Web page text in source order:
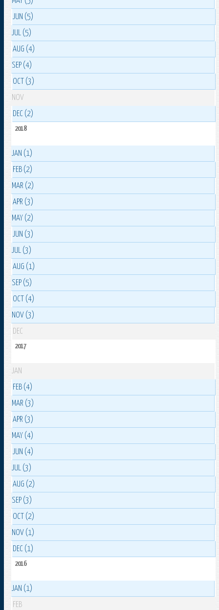
JUN (5)
JUL (5)
AUG (4)
SEP (4)
OCT (3)
NOV
DEC (2)
2018
JAN (1)
FEB (2)
MAR (2)
APR (3)
MAY (2)
JUN (3)
JUL (3)
AUG (1)
SEP (5)
OCT (4)
NOV (3)
DEC
2017
JAN
FEB (4)
MAR (3)
APR (3)
MAY (4)
JUN (4)
JUL (3)
AUG (2)
SEP (3)
OCT (2)
NOV (1)
DEC (1)
2016
JAN (1)
FEB